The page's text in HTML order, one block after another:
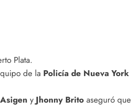
Plata.
de la Policía de Nueva York
y Jhonny Britoaseguró que